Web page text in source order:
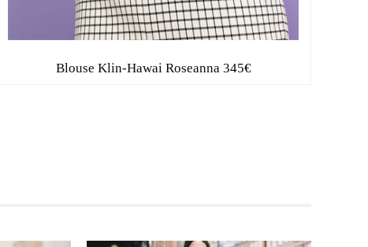
Blouse Klin-Hawai Roseanna 345€